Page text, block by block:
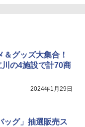
ージュ
グッズ大集合！
の4施設で計70商
2024年1月29日
ッグ」抽選販売ス